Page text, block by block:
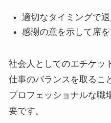
適切なタイミングで退
感謝の意を示して席を
社会人としてのエチケッ
仕事のバランスを取るこ
プロフェッショナルな職
要です。